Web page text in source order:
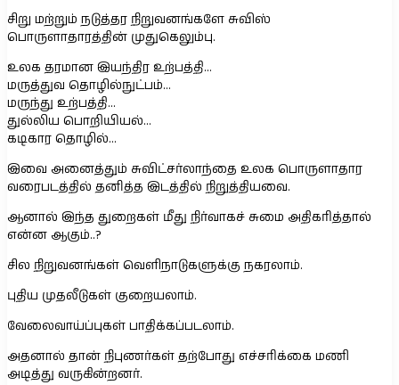
சிறு மற்றும் நடுத்தர நிறுவனங்களே சுவிஸ்
பொருளாதாரத்தின் முதுகெலும்பு.
உலக தரமான இயந்திர உற்பத்தி…
மருத்துவ தொழில்நுட்பம்…
மருந்து உற்பத்தி…
துல்லிய பொறியியல்…
கடிகார தொழில்…
இவை அனைத்தும் சுவிட்சர்லாந்தை உலக பொருளாதார
வரைபடத்தில் தனித்த இடத்தில் நிறுத்தியவை.
ஆனால் இந்த துறைகள் மீது நிர்வாகச் சுமை அதிகரித்தால்
என்ன ஆகும்..?
சில நிறுவனங்கள் வெளிநாடுகளுக்கு நகரலாம்.
புதிய முதலீடுகள் குறையலாம்.
வேலைவாய்ப்புகள் பாதிக்கப்படலாம்.
அதனால் தான் நிபுணர்கள் தற்போது எச்சரிக்கை மணி
அடித்து வருகின்றனர்.